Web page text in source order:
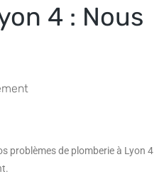
4 : Nous
problèmes de plomberie à Lyon 4